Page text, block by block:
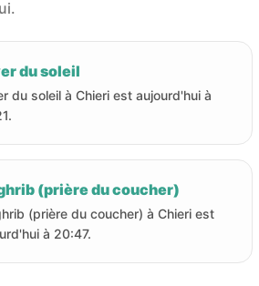
du soleil
du soleil à Chieri est aujourd'hui à
(prière du coucher)
(prière du coucher) à Chieri est
à 20:47.